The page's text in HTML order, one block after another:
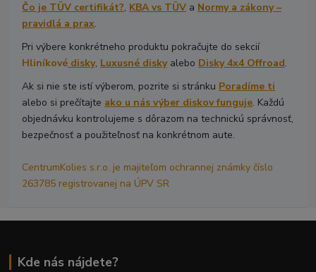
Čo je TÜV certifikát?, KBA vs TÜV a Normy a zákony –
pravidlá a prax.
Pri výbere konkrétneho produktu pokračujte do sekcií
Hliníkové disky, Luxusné diskyalebo Disky 4x4 Offroad.
Ak si nie ste istí výberom, pozrite si stránku Poradíme ti
alebo si prečítajte ako u nás výber diskov funguje. Každú
objednávku kontrolujeme s dôrazom na technickú správnosť,
bezpečnosť a použiteľnosť na konkrétnom aute.
CentrumKolies s.r.o. je majiteľom ochrannej známky číslo
263785 registrovanej na ÚPV SR
Kde nás nájdete?